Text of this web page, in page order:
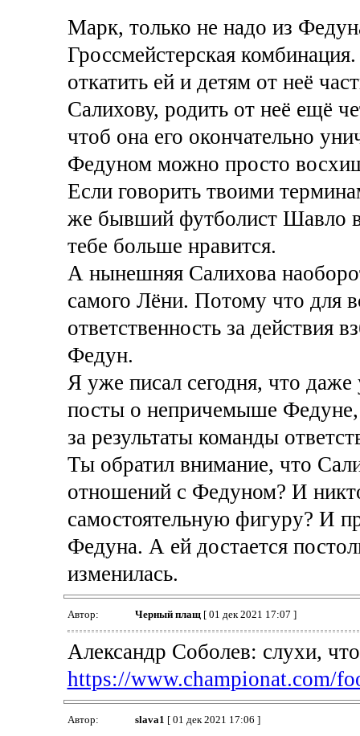
Марк, только не надо из
Гроссмейстерская
откатить ей и детям от неё
Салихову, родить от неё ещё
чтоб она его окончательно
Федуном можно просто
Если говорить твоими
же бывший футболист Шавло
тебе больше нравится.
А нынешняя Салихова
самого Лёни. Потому что для
ответственность за
Федун.
Я уже писал сегодня, что
посты о непричемыше Федуне,
за результаты команды
Ты обратил внимание, что
отношений с Федуном? И
самостоятельную фигуру? И
Федуна. А ей достается
изменилась.
Автор: Черный плащ[ 01 дек 2021 17:07 ]
Александр Соболев: слухи,
https://www.championat.com/
Автор: slava1 [ 01 дек 2021 17:06 ]